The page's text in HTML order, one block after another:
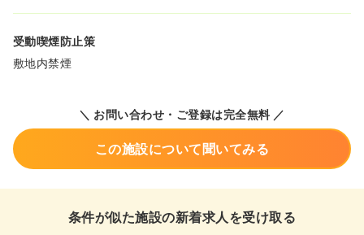
受動喫煙防止策
敷地内禁煙
＼ お問い合わせ・ご登録は完全無料 ／
この施設について聞いてみる
条件が似た施設の新着求人を受け取る